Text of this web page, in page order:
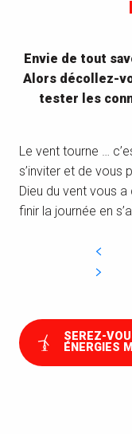
Envie de tout
Alors décollez-
tester les
Le vent tourne …
s’inviter et de vous
Dieu du vent vous
finir la journée en
SEREZ-
ÉNERGIES